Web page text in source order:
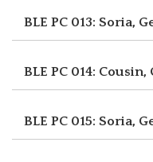
BLE PC 013: Soria,
BLE PC 014:
BLE PC 015: Soria,